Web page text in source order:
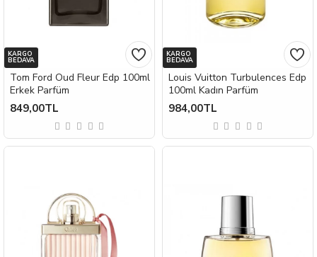
KARGO
BEDAVA
Tom Ford Oud Fleur Edp 100ml
Erkek Parfüm
849,00TL
KARGO
BEDAVA
Louis Vuitton Turbulences Edp
100ml Kadın Parfüm
984,00TL